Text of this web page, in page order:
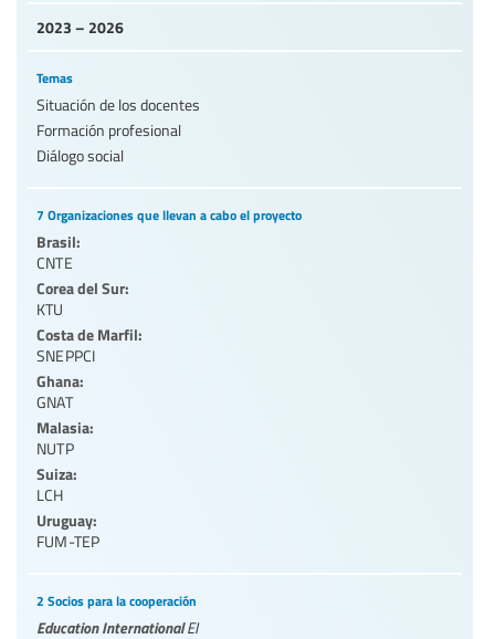
2023 – 2026
Temas
Situación de los docentes
Formación profesional
Diálogo social
7 Organizaciones que llevan a cabo el proyecto
Brasil:
CNTE
Corea del Sur:
KTU
Costa de Marfil:
SNEPPCI
Ghana:
GNAT
Malasia:
NUTP
Suiza:
LCH
Uruguay:
FUM-TEP
2 Socios para la cooperación
Education InternationalEI